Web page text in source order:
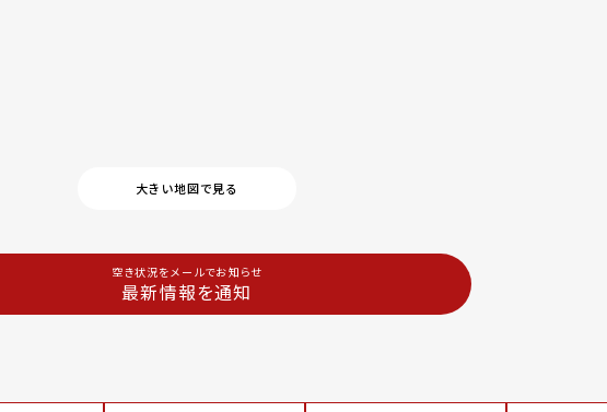
大きい地図で見る
空き状況をメールでお知らせ
最新情報を通知